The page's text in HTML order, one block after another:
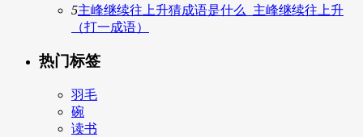
5主峰继续往上升猜成语是什么_主峰继续往上升
（打一成语）
热门标签
羽毛
碗
读书